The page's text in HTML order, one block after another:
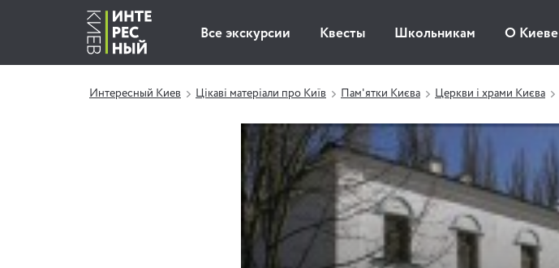
Все экскурсии Квесты Школьникам О Киеве
Интересный Киев Цікаві матеріали про Київ Пам'ятки Києва Церкви і храми Києва